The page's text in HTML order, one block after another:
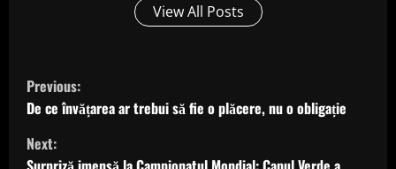
View All Posts
C
o
n
Previous:
De ce învățarea ar trebui să fie o plăcere, nu o obligație
Next: